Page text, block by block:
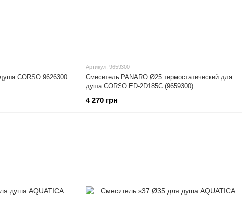
CORSO 9626300
Артикул: 9659300
Смеситель PANARO Ø25 термостатический для
душа CORSO ED-2D185C (9659300)
4 270 грн